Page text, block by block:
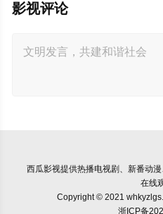
影视评论
西瓜影视提供热播电视剧、新番动
在线
Copyright © 2021
浙ICP备